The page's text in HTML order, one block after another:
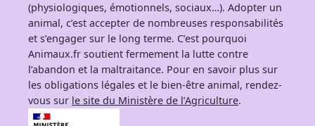
(physiologiques, émotionnels, sociaux…). Adopter un
animal, c’est accepter de nombreuses responsabilités
et s’engager sur le long terme. C’est pourquoi
Animaux.fr soutient fermement la lutte contre
l’abandon et la maltraitance. Pour en savoir plus sur
les obligations légales et le bien-être animal, rendez-
vous sur le site du Ministère de l’Agriculture.